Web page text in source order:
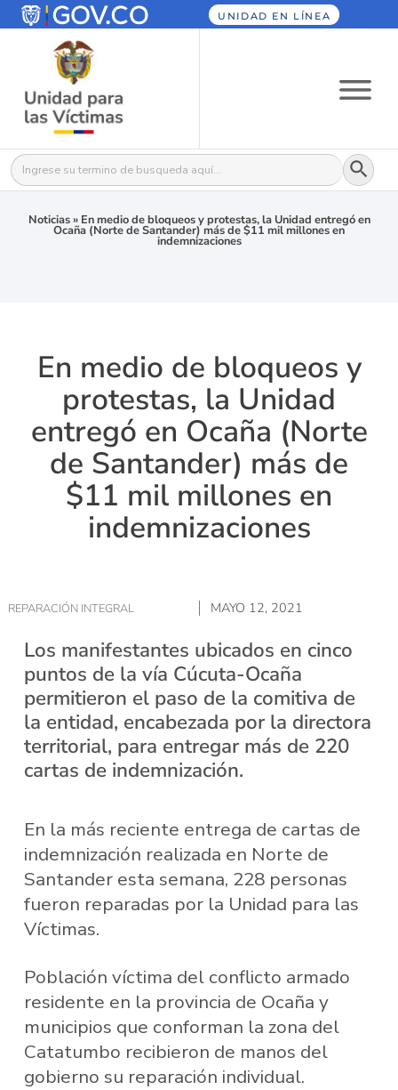
UNIDAD EN LÍNEA
Buscar: Botón
Noticias» En medio de bloqueos y protestas, la Unidad entregó en
Ocaña (Norte de Santander) más de $11 mil millones en
indemnizaciones
En medio de bloqueos y
protestas, la Unidad
entregó en Ocaña (Norte
de Santander) más de
$11 mil millones en
indemnizaciones
REPARACIÓN INTEGRAL MAYO 12, 2021
Los manifestantes ubicados en cinco
puntos de la vía Cúcuta-Ocaña
permitieron el paso de la comitiva de
la entidad, encabezada por la directora
territorial, para entregar más de 220
cartas de indemnización.
En la más reciente entrega de cartas de
indemnización realizada en Norte de
Santander esta semana, 228 personas
fueron reparadas por la Unidad para las
Víctimas.
Población víctima del conflicto armado
residente en la provincia de Ocaña y
municipios que conforman la zona del
Catatumbo recibieron de manos del
gobierno su reparación individual.